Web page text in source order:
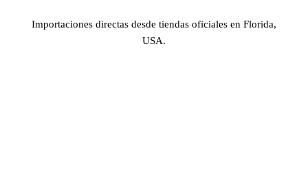
Importaciones directas desde tiendas oficiales en Florida,
USA.